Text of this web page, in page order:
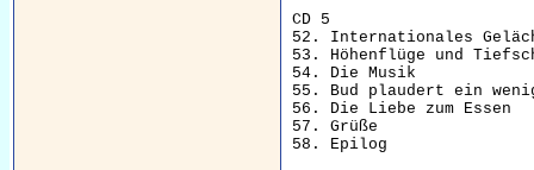
CD 5
52. Internationales
53. Höhenflüge und
54. Die Musik
55. Bud plaudert ein
56. Die Liebe zum Essen
57. Grüße
58. Epilog